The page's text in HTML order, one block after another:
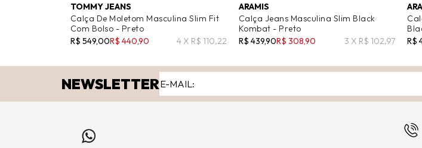
TOMMY JEANS
Calça De Moletom Masculina Slim Fit
Com Bolso - Preto
R$ 549,00R$ 440,90 4 X R$ 110,22
ARAMIS
Calça Jeans Masculina Slim Black
Kombat - Preto
R$ 439,90R$ 308,90 3 X R$ 102,97
R$
NEWSLETTER